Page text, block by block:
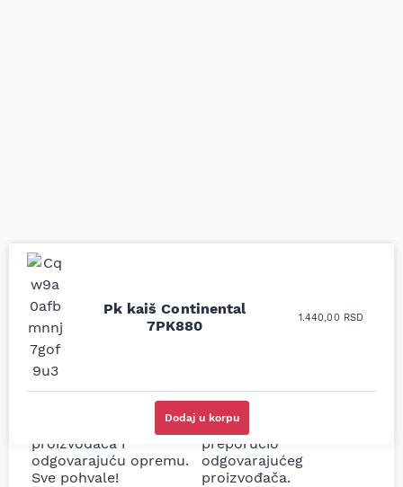
Pk kaiš Continental
7PK880
1.440,00 RSD
Dodaj u korpu
Uporedila sam sve
moguće online
prodavnice auto delova
i definitivno najbolje
cene su ovde. Kupila
sam više puta auto
delove iz MD Auto. Uvek
dobra preporuka za
proizvođača i
odgovarajuću opremu.
Sve pohvale!
Odlična usluga i
ljubazni prodavci.
potreban za moju
Tojotu, ali me je Miloš
podsetio, istražio i
preporučio
odgovarajućeg
proizvođača.